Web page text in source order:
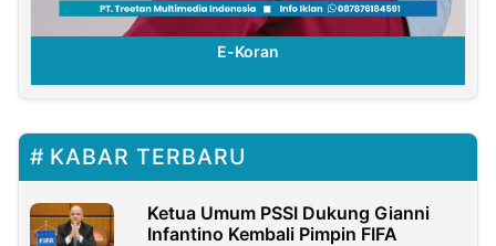
E-Koran
KABAR TERBARU
Ketua Umum PSSI Dukung Gianni
Infantino Kembali Pimpin FIFA